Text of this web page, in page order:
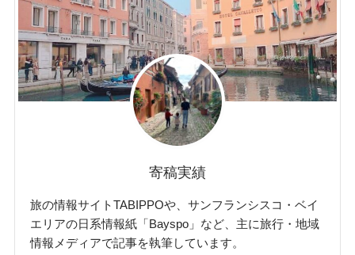
寄稿実績
旅の情報サイトTABIPPOや、サンフランシスコ・ベイ
エリアの日系情報紙「Bayspo」など、主に旅行・地域
情報メディアで記事を執筆しています。